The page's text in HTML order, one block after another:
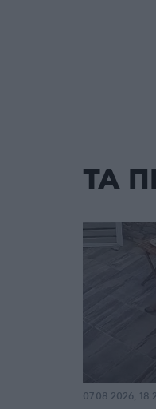
ΤΑ
07.08.2026,